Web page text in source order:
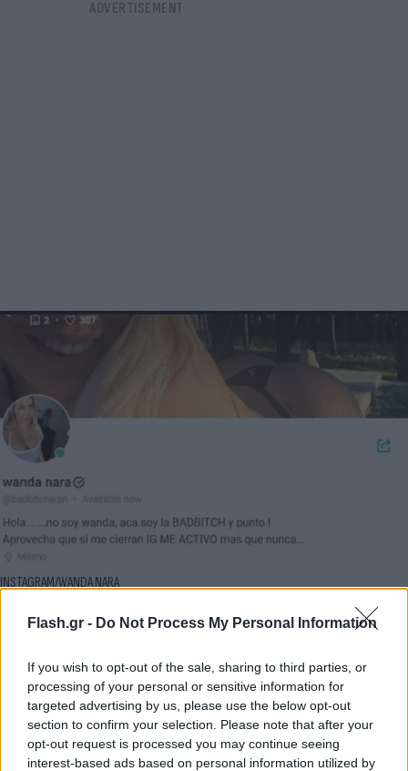
Flash.gr - Do Not Process My Personal Information
If you wish to opt-out of the sale, sharing to third parties, or
processing of your personal or sensitive information for
targeted advertising by us, please use the below opt-out
section to confirm your selection. Please note that after your
opt-out request is processed you may continue seeing
interest-based ads based on personal information utilized by
INSTAGRAM/WANDA NARA
«Δεν σταματάω ποτέ, ξεκινάω τρέχοντας. Αν δεν
είμαι εδώ από σήμερα, θα σε δω στο OnlyFans!»
ενημέρωσε μέσω ενός μηνύματος στο Instagram
και αμέσως γνωστοποίησε πως οι fan της, μπορούν
πλέον να τη βλέπουν στη γνωστή πλατφόρμα
ενηλίκων.